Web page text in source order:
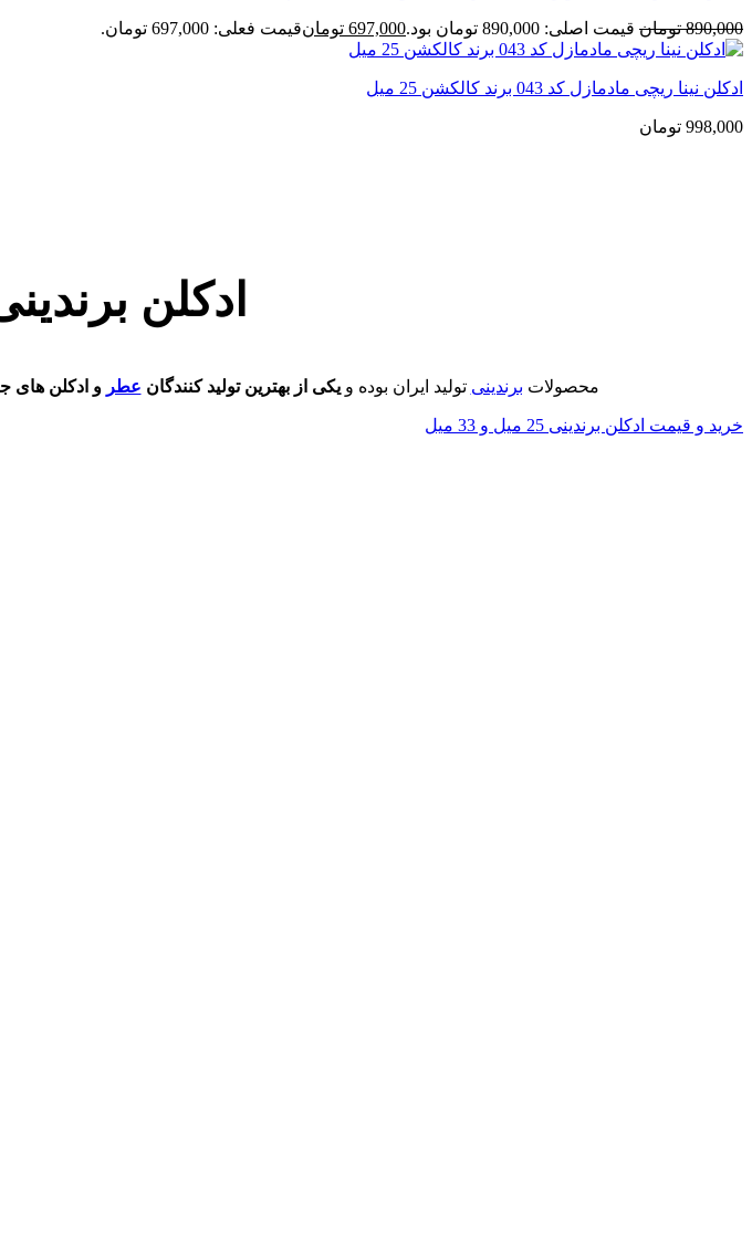
890,000 تومان قیمت اصلی: 890,000 تومان بود. 697,000 تومانقیمت فعلی: 697,000 تومان.
ادکلن نینا ریچی مادمازل کد 043 برند کالکشن 25 میل
998,000 تومان
ادکلن
محصولات برندینی تولید ایران بوده ویکی از بهترین تولید کنندگان عطر و ادکلن های
خرید و قیمت ادکلن برندینی 25 میل و 33 میل